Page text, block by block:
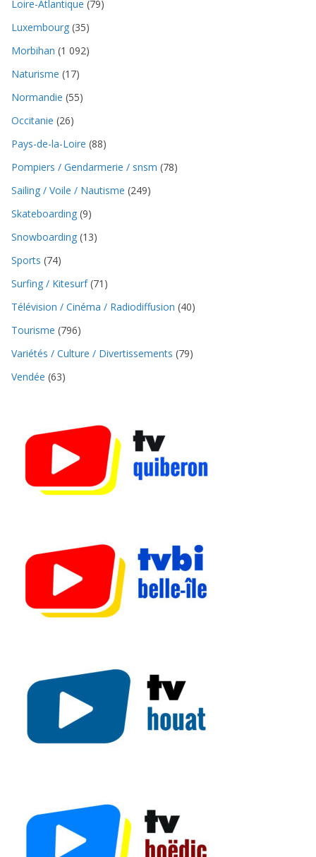
Loire-Atlantique (79)
Luxembourg (35)
Morbihan (1 092)
Naturisme (17)
Normandie (55)
Occitanie (26)
Pays-de-la-Loire (88)
Pompiers / Gendarmerie / snsm (78)
Sailing / Voile / Nautisme (249)
Skateboarding (9)
Snowboarding (13)
Sports (74)
Surfing / Kitesurf(71)
Télévision / Cinéma / Radiodiffusion (40)
Tourisme (796)
Variétés / Culture / Divertissements (79)
Vendée (63)